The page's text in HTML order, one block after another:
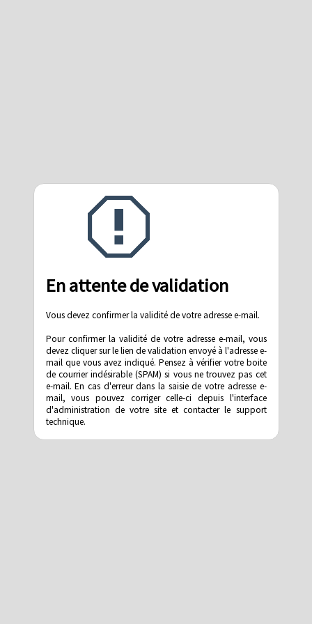
En attente de validation
Vous devez confirmer la validité de votre adresse e-mail.
Pour confirmer la validité de votre adresse e-mail, vous
devez cliquer sur le lien de validation envoyé à l'adresse e-
mail que vous avez indiqué. Pensez à vérifier votre boite
de courrier indésirable (SPAM) si vous ne trouvez pas cet
e-mail. En cas d'erreur dans la saisie de votre adresse e-
mail, vous pouvez corriger celle-ci depuis l'interface
d'administration de votre site et contacter le support
technique.